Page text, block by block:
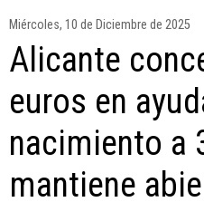
Miércoles, 10 de Diciembre de 2025
Alicante
euros en
nacimiento a
mantiene